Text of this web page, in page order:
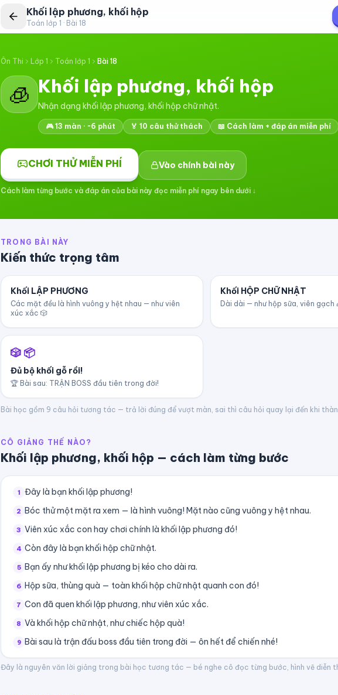
Khối lập phương, khối hộp
Toán lớp 1 · Bài 18
Ôn Thi Lớp 1 Toán lớp 1 Bài 18
🧊 Khối lập phương, khối hộp
Nhận dạng khối lập phương, khối hộp chữ nhật.
🎮13 màn · ~6 phút 🏅 10 câu thử thách 📖 Cách làm + đáp án miễn phí
CHƠI THỬ MIỄN PHÍ Vào chính bài này
Cách làm từng bước và đáp án của bài này đọc miễn phí ngay bên dưới ↓
TRONG BÀI NÀY
Kiến thức trọng tâm
Khối LẬP PHƯƠNG
Các mặt đều là hình vuông y hệt nhau — như viên
xúc xắc 🎲
Khối HỘP CHỮ NHẬT
Dài dài — như hộp sữa, viên gạch
🎲 📦
Đủ bộ khối gỗ rồi!
🏆 Bài sau: TRẬN BOSS đầu tiên trong đời!
Bài học gồm 9 câu hỏi tương tác — trả lời đúng để vượt màn, sai thì câu hỏi quay lại đến khi
CÔ GIẢNG THẾ NÀO?
Khối lập phương, khối hộp — cách làm từng bước
1 Đây là bạn khối lập phương!
2 Bóc thử một mặt ra xem — là hình vuông! Mặt nào cũng vuông y hệt nhau.
3 Viên xúc xắc con hay chơi chính là khối lập phương đó!
4 Còn đây là bạn khối hộp chữ nhật.
5 Bạn ấy như khối lập phương bị kéo cho dài ra.
6 Hộp sữa, thùng quà — toàn khối hộp chữ nhật quanh con đó!
7 Con đã quen khối lập phương, như viên xúc xắc.
8 Và khối hộp chữ nhật, như chiếc hộp quà!
9 Bài sau là trận đấu boss đầu tiên trong đời — ôn hết để chiến nhé!
Đây là nguyên văn lời giảng trong bài học tương tác — bé nghe cô đọc từng bước, hình vẽ diễn